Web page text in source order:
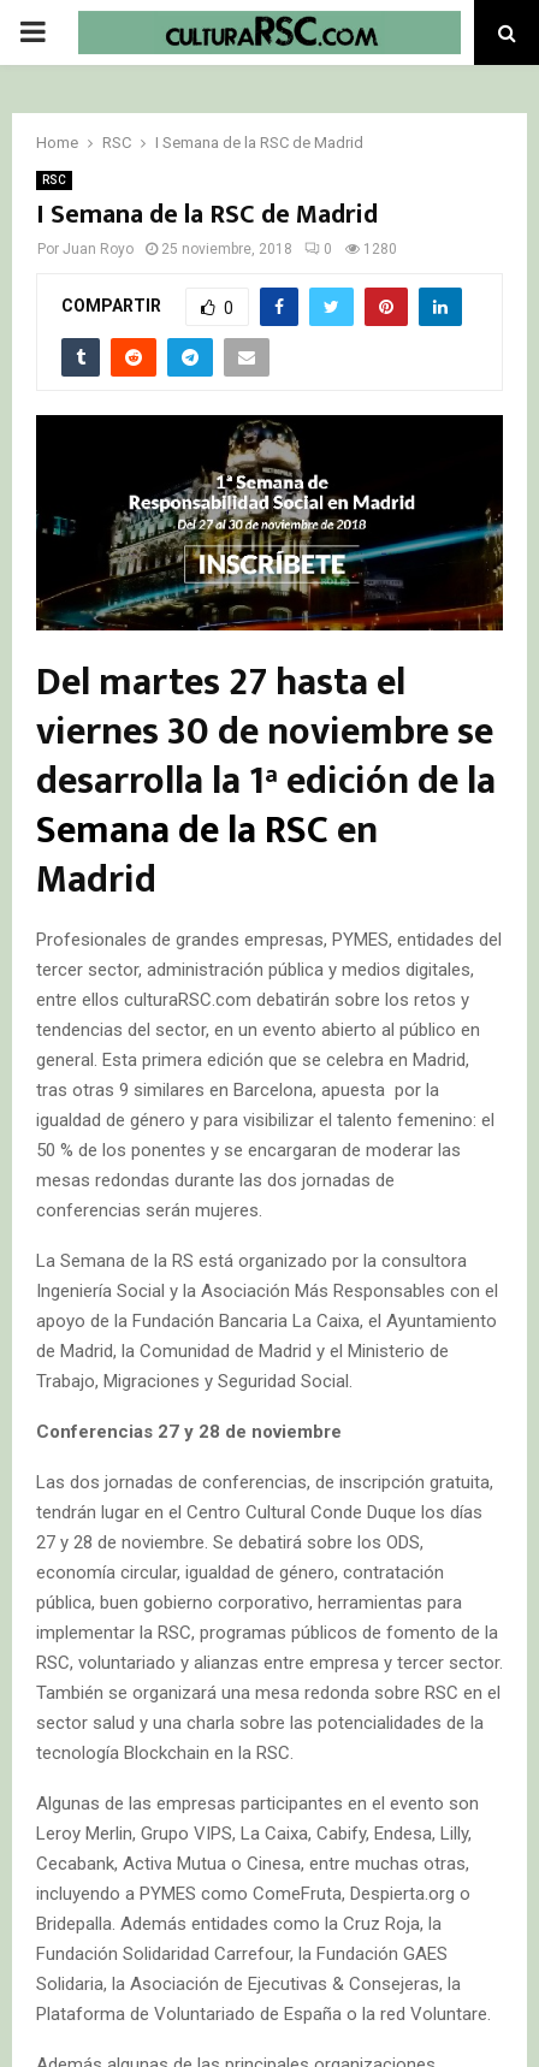
PRIMARY
Home RSC I Semana de la RSC de Madrid
RSC
I Semana de la RSC de Madrid
Por Juan Royo 25 noviembre, 2018 0 1280
COMPARTIR 0
Del martes 27 hasta el
viernes 30 de noviembre se
desarrolla la 1ª edición de la
Semana de la RSCen
Madrid
Profesionales de grandes empresas, PYMES, entidades del
tercer sector, administración pública y medios digitales,
entre ellos culturaRSC.com debatirán sobre los retos y
tendencias del sector, en un evento abierto al público en
general. Esta primera edición que se celebra en Madrid,
tras otras 9 similares en Barcelona, apuesta por la
igualdad de género y para visibilizar el talento femenino: el
50 % de los ponentes y se encargaran de moderar las
mesas redondas durante las dos jornadas de
conferencias serán mujeres.
La Semana de la RS está organizado por la consultora
Ingeniería Social y la Asociación Más Responsables con el
apoyo de la Fundación Bancaria La Caixa, el Ayuntamiento
de Madrid, la Comunidad de Madrid y el Ministerio de
Trabajo, Migraciones y Seguridad Social.
Conferencias 27 y 28 de noviembre
Las dos jornadas de conferencias, de inscripción gratuita,
tendrán lugar en el Centro Cultural Conde Duque los días
27 y 28 de noviembre. Se debatirá sobre los ODS,
economía circular, igualdad de género, contratación
pública, buen gobierno corporativo, herramientas para
implementar la RSC, programas públicos de fomento de la
RSC, voluntariado y alianzas entre empresa y tercer sector.
También se organizará una mesa redonda sobre RSC en el
sector salud y una charla sobre las potencialidades de la
tecnología Blockchain en la RSC.
Algunas de las empresas participantes en el evento son
Leroy Merlin, Grupo VIPS, La Caixa, Cabify, Endesa, Lilly,
Cecabank, Activa Mutua o Cinesa, entre muchas otras,
incluyendo a PYMES como ComeFruta, Despierta.org o
Bridepalla. Además entidades como la Cruz Roja, la
Fundación Solidaridad Carrefour, la Fundación GAES
Solidaria, la Asociación de Ejecutivas & Consejeras, la
Plataforma de Voluntariado de España o la red Voluntare.